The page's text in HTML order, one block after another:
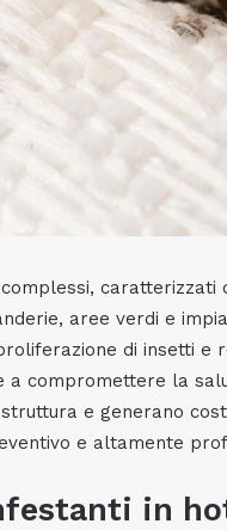
aree verdi e
di insetti e
a compromettere la
e generano
e altamente
in